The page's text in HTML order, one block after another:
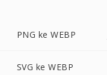
PNG ke WEBP
SVG ke WEBP